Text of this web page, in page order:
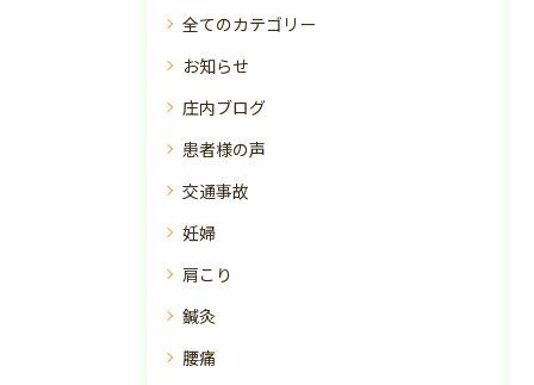
全てのカテゴリー
お知らせ
庄内ブログ
患者様の声
交通事故
妊婦
肩こり
鍼灸
腰痛